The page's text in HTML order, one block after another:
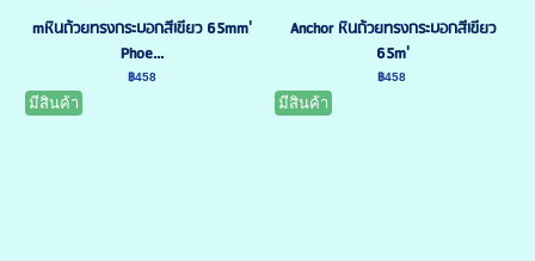
mหินถ้วยทรงกระบอกสีเขียว 65mm'
Phoe...
฿458
มีสินค้า
Anchor หินถ้วยทรงกระบอกสีเขียว
65m'
฿458
มีสินค้า